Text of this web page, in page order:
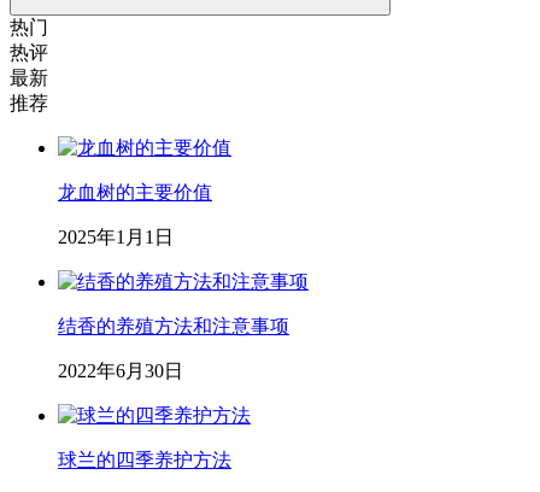
热门
热评
最新
推荐
龙血树的主要价值
2025年1月1日
结香的养殖方法和注意事项
2022年6月30日
球兰的四季养护方法